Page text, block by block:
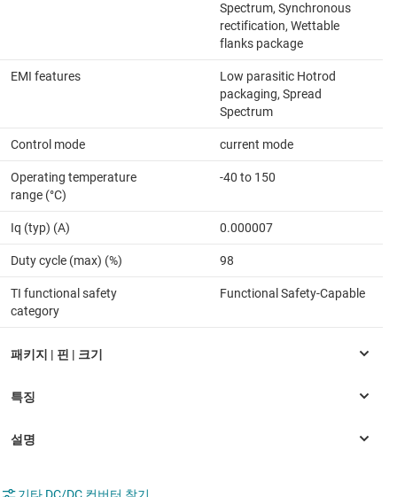
Spectrum, Synchronous
rectification, Wettable
flanks package
EMI features
Low parasitic Hotrod
packaging, Spread
Spectrum
Control mode current mode
Operating temperature
range (°C)
-40 to 150
Iq (typ) (A) 0.000007
Duty cycle (max) (%) 98
TI functional safety
category
Functional Safety-Capable